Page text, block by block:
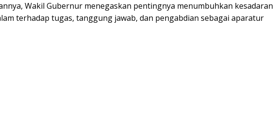
Wakil Gubernur menegaskan pentingnya menumbuhkan kesadaran
terhadap tugas, tanggung jawab, dan pengabdian sebagai aparatur